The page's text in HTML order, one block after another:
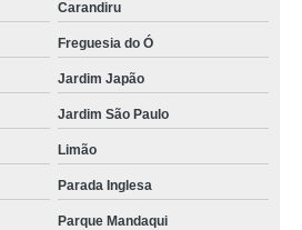
Carandiru
Freguesia do Ó
Jardim Japão
Jardim São Paulo
Limão
Parada Inglesa
Parque Mandaqui